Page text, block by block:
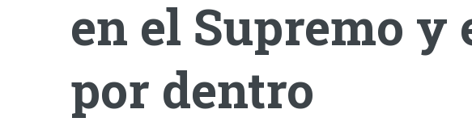
en el Supremo
por dentro